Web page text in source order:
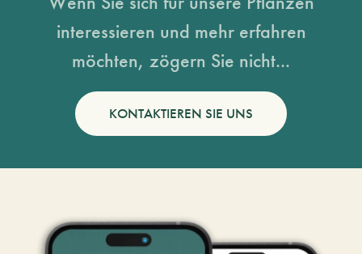
interessieren und mehr erfahren
möchten, zögern Sie nicht...
KONTAKTIEREN SIE UNS